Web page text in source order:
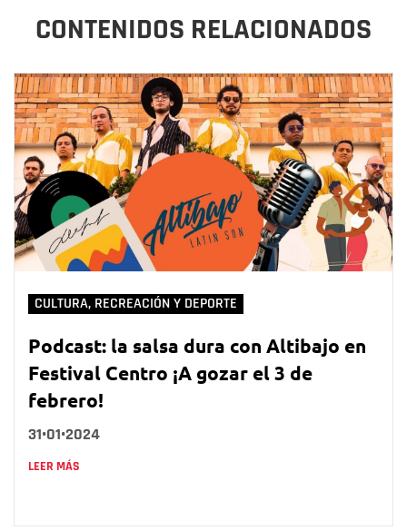
CONTENIDOS RELACIONADOS
CULTURA, RECREACIÓN Y DEPORTE
Podcast: la salsa dura con Altibajo en
Festival Centro ¡A gozar el 3 de
febrero!
31•01•2024
LEER MÁS